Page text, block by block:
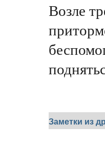
Возле
Заметки из